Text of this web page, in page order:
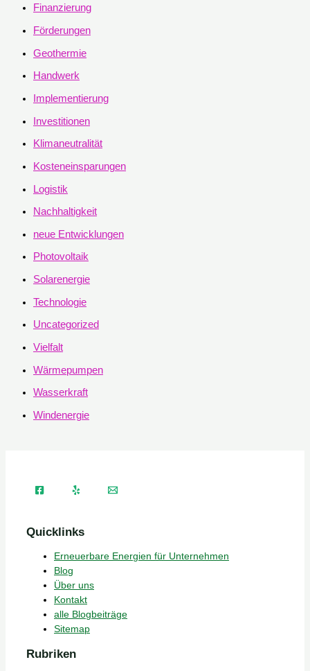
Finanzierung
Förderungen
Geothermie
Handwerk
Implementierung
Investitionen
Klimaneutralität
Kosteneinsparungen
Logistik
Nachhaltigkeit
neue Entwicklungen
Photovoltaik
Solarenergie
Technologie
Uncategorized
Vielfalt
Wärmepumpen
Wasserkraft
Windenergie
Quicklinks
Erneuerbare Energien für Unternehmen
Blog
Über uns
Kontakt
alle Blogbeiträge
Sitemap
Rubriken